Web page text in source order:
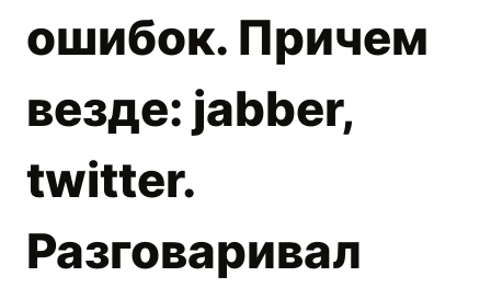
ошибок. Причем
везде: jabber,
twitter.
Разговаривал